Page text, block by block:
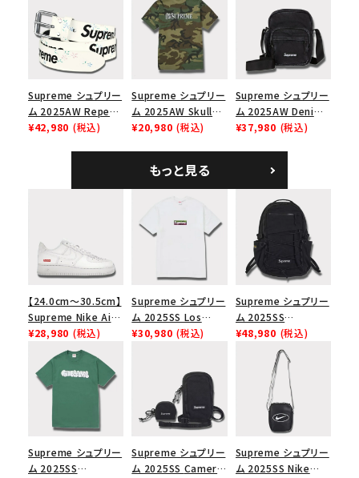
ュバック 5パネルキャ
ップ トゥルーティン
バーHTC フォールカ
Supreme シュプリー
ム 2025AW Repeat
Leather Belt リピー
¥42,980 (税込)
Supreme シュプリー
ム 2025AW Skull
Tee スカル Tシャ
¥20,980 (税込)
Supreme シュプリー
ム 2025AW Denim
Shoulder Bag デニ
¥37,980 (税込)
もっと見る
【24.0cm～30.5cm】
Supreme Nike Air
Force 1 Low シュプ
リーム ナイキエアフォ
ース１スニーカー シ
ューズ ホワイト
¥28,980 (税込)
Supreme シュプリー
ム 2025SS Los
Angeles Fire Relief
スロゴTシャツ ホワ
¥30,980 (税込)
Supreme シュプリー
ム 2025SS
Backpack バックパッ
ク ブラック 黒
¥48,980 (税込)
Supreme シュプリー
ム 2025SS
Supreme シュプリー
ム 2025SS Camera
Supreme シュプリー
ム 2025SS Nike